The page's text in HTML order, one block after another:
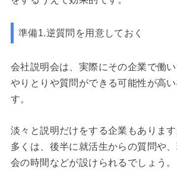
準備1.逆質問を用意しておく
会社説明会は、実際にその企業で働
やりとりや質問ができる可能性が高
す。
淡々と説明だけをする企業もありま
多くは、後半に就活生からの質問や
会の時間などが設けられるでしょう。